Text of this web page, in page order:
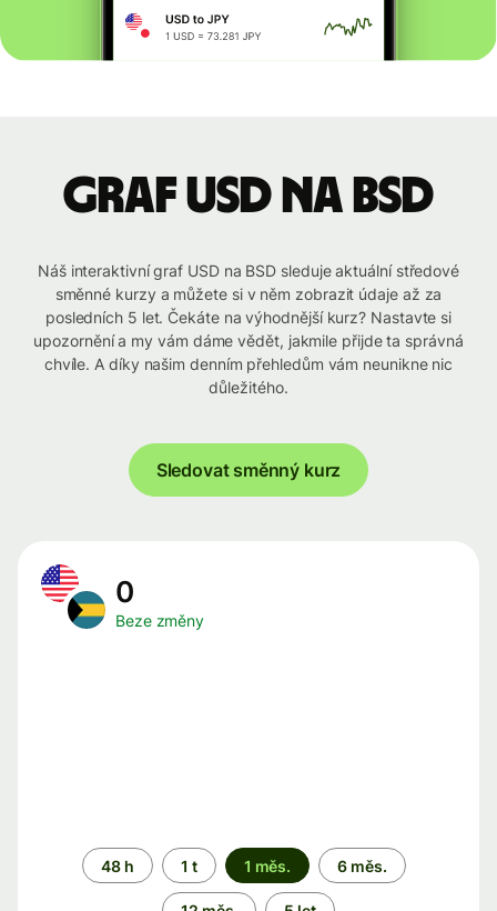
graf USD na BSD
Náš interaktivní graf USD na BSD sleduje aktuální středové
směnné kurzy a můžete si v něm zobrazit údaje až za
posledních 5 let. Čekáte na výhodnější kurz? Nastavte si
upozornění a my vám dáme vědět, jakmile přijde ta správná
chvíle. A díky našim denním přehledům vám neunikne nic
důležitého.
Sledovat směnný kurz
0
Beze změny
Časové
období
48 h 1 t 1 měs. 6 měs.